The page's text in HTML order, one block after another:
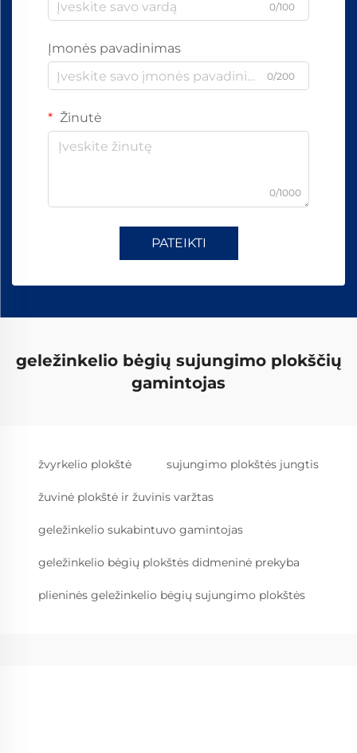
0/100
Įmonės pavadinimas
0/200
Žinutė
0/1000
PATEIKTI
geležinkelio bėgių sujungimo plokščių
gamintojas
žvyrkelio plokštė sujungimo plokštės jungtis
žuvinė plokštė ir žuvinis varžtas
geležinkelio sukabintuvo gamintojas
geležinkelio bėgių plokštės didmeninė prekyba
plieninės geležinkelio bėgių sujungimo plokštės